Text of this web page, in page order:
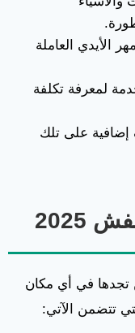
الأيدي العاملة
لمعرفة تكلفة
إضافية على تلك
تجدها في أي مكان
تتضمن الآتي: